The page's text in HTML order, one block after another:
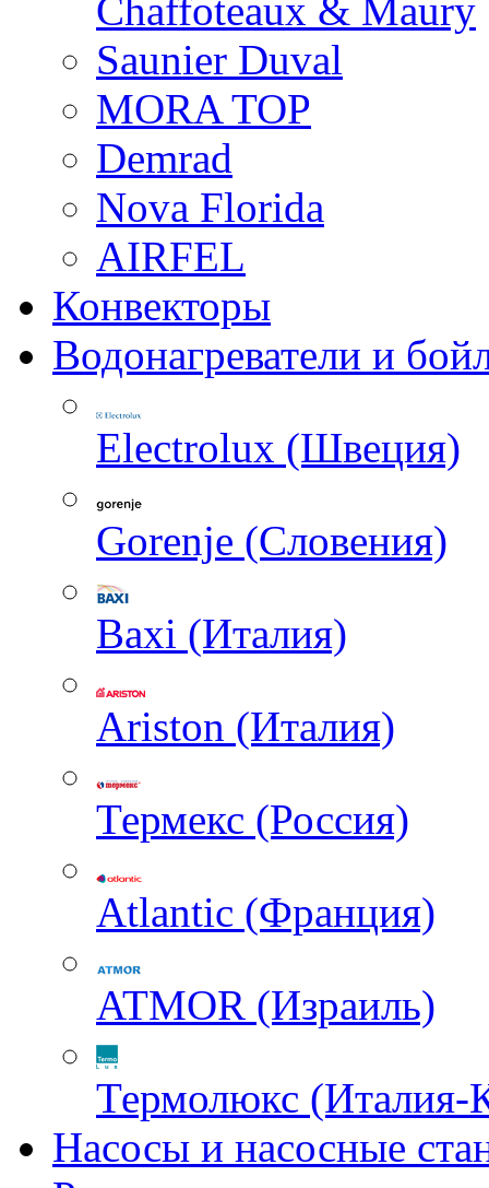
Chaffoteaux & Maury
Saunier Duval
MORA TOP
Demrad
Nova Florida
AIRFEL
Конвекторы
Водонагреватели и
Electrolux (Швеция)
Gorenje (Словения)
Baxi (Италия)
Ariston (Италия)
Термекс (Россия)
Atlantic (Франция)
ATMOR (Израиль)
Термолюкс (Италия-
Насосы и насосные